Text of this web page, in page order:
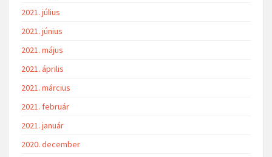
2021. július
2021. június
2021. május
2021. április
2021. március
2021. február
2021. január
2020. december